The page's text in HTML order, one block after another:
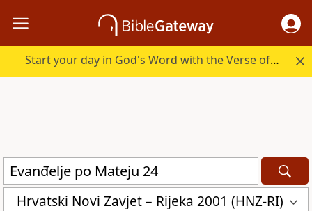
Start your day in God's Word with the Verse of the Day.
Hrvatski Novi Zavjet – Rijeka 2001 (HNZ-RI)